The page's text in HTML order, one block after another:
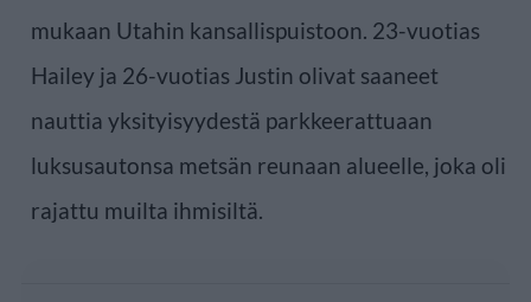
mukaan Utahin kansallispuistoon. 23-vuotias
Hailey ja 26-vuotias Justin olivat saaneet
nauttia yksityisyydestä parkkeerattuaan
luksusautonsa metsän reunaan alueelle, joka oli
rajattu muilta ihmisiltä.